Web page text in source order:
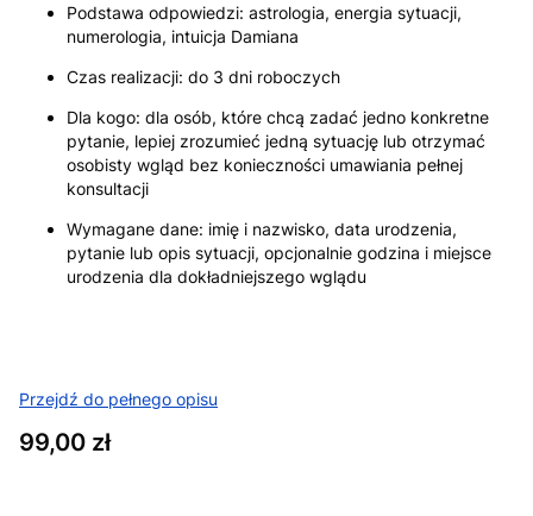
Podstawa odpowiedzi: astrologia, energia sytuacji,
numerologia, intuicja Damiana
Czas realizacji: do 3 dni roboczych
Dla kogo: dla osób, które chcą zadać jedno konkretne
pytanie, lepiej zrozumieć jedną sytuację lub otrzymać
osobisty wgląd bez konieczności umawiania pełnej
konsultacji
Wymagane dane: imię i nazwisko, data urodzenia,
pytanie lub opis sytuacji, opcjonalnie godzina i miejsce
urodzenia dla dokładniejszego wglądu
Przejdź do pełnego opisu
Cena
99,00 zł